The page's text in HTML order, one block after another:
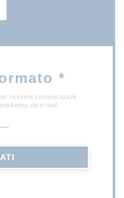
*
ricevere comunicazioni
via e-mail.